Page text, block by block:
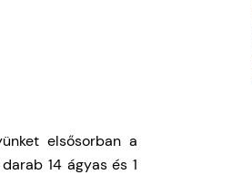
elsősorban a
14 ágyas és 1